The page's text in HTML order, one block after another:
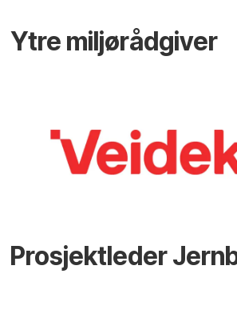
Ytre miljørådgiver
Prosjektleder